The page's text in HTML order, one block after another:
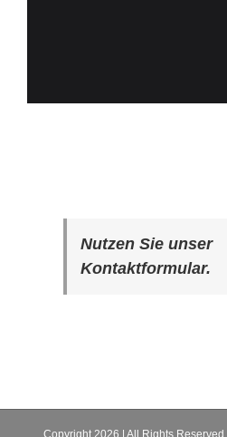
Nutzen Sie unser
Kontaktformular.
Copyright 2026 | All Rights Reserved |